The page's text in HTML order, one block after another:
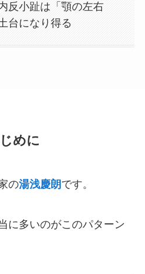
反小趾は「顎の左右
台になり得る
めに
の湯浅慶朗 です。
に多いのがこのパターン